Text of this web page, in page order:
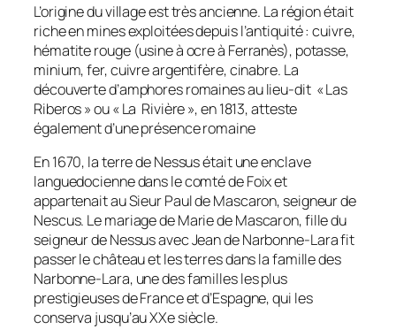
L’origine du village est très ancienne. La région était
riche en mines exploitées depuis l’antiquité : cuivre,
hématite rouge (usine à ocre à Ferranès), potasse,
minium, fer, cuivre argentifère, cinabre. La
découverte d’amphores romaines au lieu-dit « Las
Riberos » ou « La Rivière », en 1813, atteste
également d’une présence romaine
En 1670, la terre de Nessus était une enclave
languedocienne dans le comté de Foix et
appartenait au Sieur Paul de Mascaron, seigneur de
Nescus. Le mariage de Marie de Mascaron, fille du
seigneur de Nessus avec Jean de Narbonne-Lara fit
passer le château et les terres dans la famille des
Narbonne-Lara, une des familles les plus
prestigieuses de France et d’Espagne, qui les
conserva jusqu’au XXe siècle.